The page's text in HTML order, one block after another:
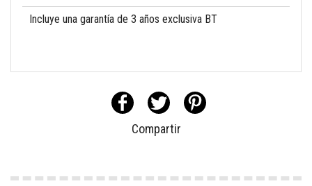
Incluye una garantía de 3 años exclusiva BT
Compartir